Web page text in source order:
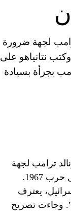
لجهة ضرورة
بسيادة إسرائيل على مرتفعات الجولان التي احتلتها من سوريا خلال حرب 1967. وكتب نتانياهو على
بجرأة بسيادة
ترامب لجهة
ضرورة الاعتراف بسيادة إسرائيل على مرتفعات الجولان التي احتلتها من سوريا خلال حرب 1967.
يعترف
وجاءت تصريح